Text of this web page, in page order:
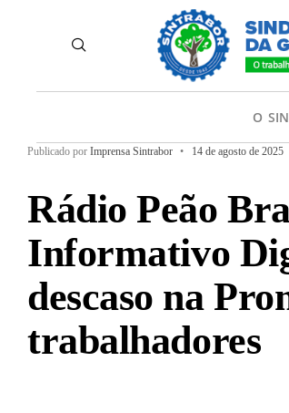
O
Publicado por Imprensa Sintrabor • 14 de agosto de 2025
Rádio Peão
Informativo
descaso na
trabalhadores